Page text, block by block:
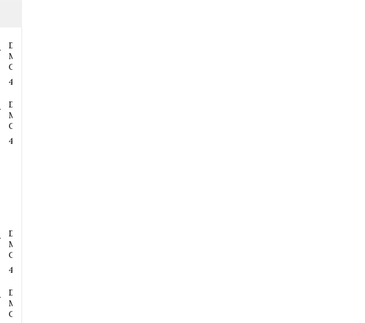
Dora
Metallic
Cadence...
4,20 €
Dora
Metallic
Cadence...
4,20 €
Dora
Metallic
Cadence...
4,20 €
Dora
Metallic
Cadence...